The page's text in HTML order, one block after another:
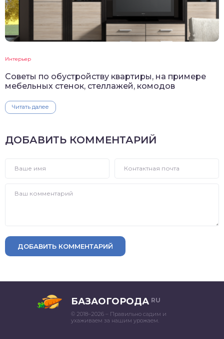
Интерьер
Советы по обустройству квартиры, на примере
мебельных стенок, стеллажей, комодов
Читать далее
ДОБАВИТЬ КОММЕНТАРИЙ
ДОБАВИТЬ КОММЕНТАРИЙ
БАЗАОГОРОДА RU
© 2018–2026 – Правильно садим и
ухаживаем за нашим урожаем.